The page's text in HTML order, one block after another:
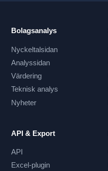
Bolagsanalys
Nyckeltalsidan
Analyssidan
Värdering
Teknisk analys
Nyheter
API & Export
API
Excel-plugin